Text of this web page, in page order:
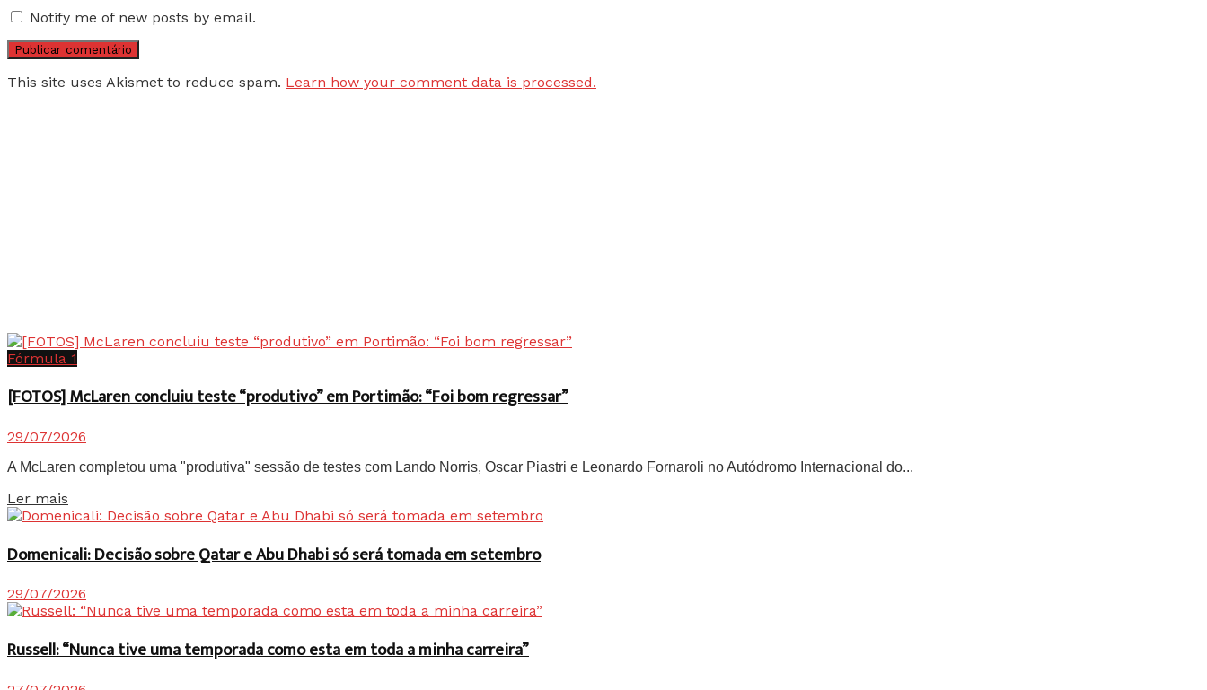
Notify me of new posts by email.
This site uses Akismet to reduce spam. Learn how your comment data is processed.
Fórmula 1
[FOTOS] McLaren concluiu teste “produtivo” em Portimão: “Foi bom regressar”
29/07/2026
A McLaren completou uma "produtiva" sessão de testes com Lando Norris, Oscar Piastri e Leonardo Fornaroli no Autódromo Internacional do...
Ler mais
Domenicali: Decisão sobre Qatar e Abu Dhabi só será tomada em setembro
29/07/2026
Russell: “Nunca tive uma temporada como esta em toda a minha carreira”